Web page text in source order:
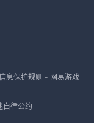
息保护规则 - 网易游戏
自律公约